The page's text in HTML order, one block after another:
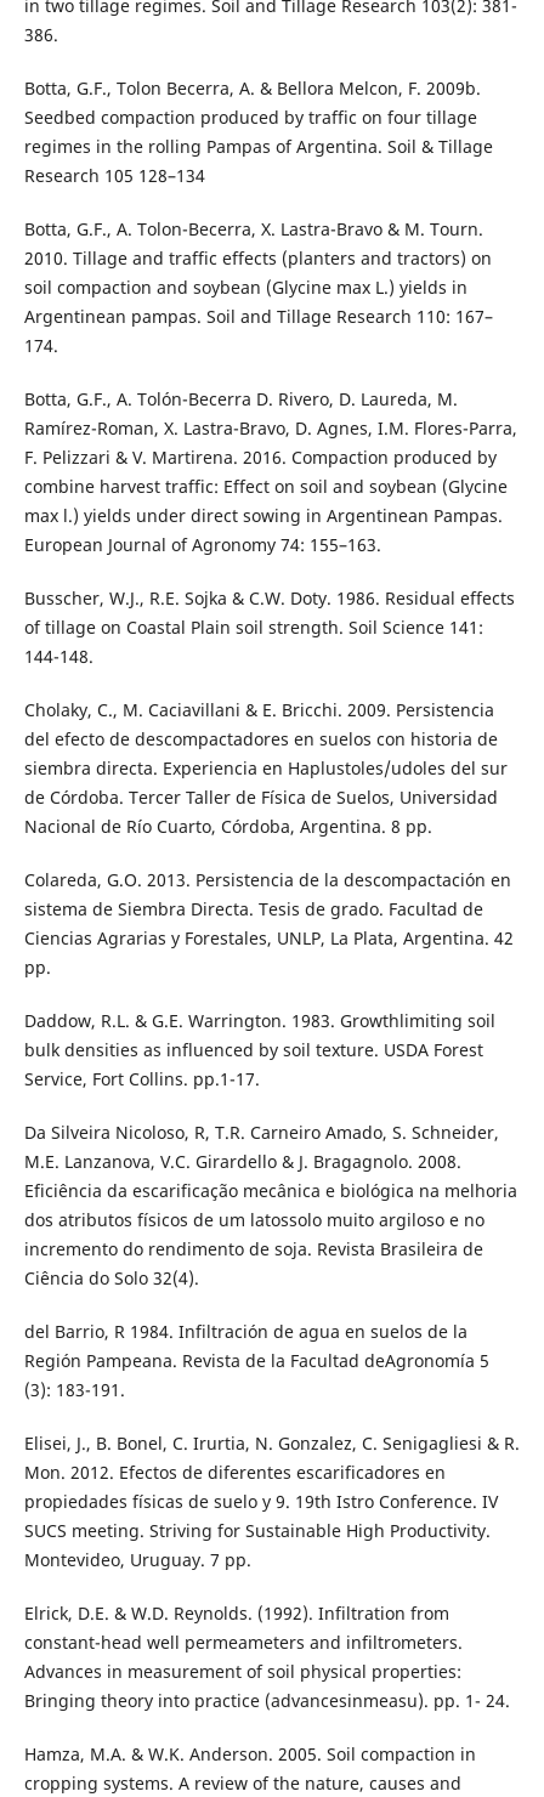
in two tillage regimes. Soil and Tillage Research 103(2): 381-
386.
Botta, G.F., Tolon Becerra, A. & Bellora Melcon, F. 2009b.
Seedbed compaction produced by traffic on four tillage
regimes in the rolling Pampas of Argentina. Soil & Tillage
Research 105 128–134
Botta, G.F., A. Tolon-Becerra, X. Lastra-Bravo & M. Tourn.
2010. Tillage and traffic effects (planters and tractors) on
soil compaction and soybean (Glycine max L.) yields in
Argentinean pampas. Soil and Tillage Research 110: 167–
174.
Botta, G.F., A. Tolón-Becerra D. Rivero, D. Laureda, M.
Ramírez-Roman, X. Lastra-Bravo, D. Agnes, I.M. Flores-Parra,
F. Pelizzari & V. Martirena. 2016. Compaction produced by
combine harvest traffic: Effect on soil and soybean (Glycine
max l.) yields under direct sowing in Argentinean Pampas.
European Journal of Agronomy 74: 155–163.
Busscher, W.J., R.E. Sojka & C.W. Doty. 1986. Residual effects
of tillage on Coastal Plain soil strength. Soil Science 141:
144-148.
Cholaky, C., M. Caciavillani & E. Bricchi. 2009. Persistencia
del efecto de descompactadores en suelos con historia de
siembra directa. Experiencia en Haplustoles/udoles del sur
de Córdoba. Tercer Taller de Física de Suelos, Universidad
Nacional de Río Cuarto, Córdoba, Argentina. 8 pp.
Colareda, G.O. 2013. Persistencia de la descompactación en
sistema de Siembra Directa. Tesis de grado. Facultad de
Ciencias Agrarias y Forestales, UNLP, La Plata, Argentina. 42
pp.
Daddow, R.L. & G.E. Warrington. 1983. Growthlimiting soil
bulk densities as influenced by soil texture. USDA Forest
Service, Fort Collins. pp.1-17.
Da Silveira Nicoloso, R, T.R. Carneiro Amado, S. Schneider,
M.E. Lanzanova, V.C. Girardello & J. Bragagnolo. 2008.
Eficiência da escarificação mecânica e biológica na melhoria
dos atributos físicos de um latossolo muito argiloso e no
incremento do rendimento de soja. Revista Brasileira de
Ciência do Solo 32(4).
del Barrio, R 1984. Infiltración de agua en suelos de la
Región Pampeana. Revista de la Facultad deAgronomía 5
(3): 183-191.
Elisei, J., B. Bonel, C. Irurtia, N. Gonzalez, C. Senigagliesi & R.
Mon. 2012. Efectos de diferentes escarificadores en
propiedades físicas de suelo y 9. 19th Istro Conference. IV
SUCS meeting. Striving for Sustainable High Productivity.
Montevideo, Uruguay. 7 pp.
Elrick, D.E. & W.D. Reynolds. (1992). Infiltration from
constant-head well permeameters and infiltrometers.
Advances in measurement of soil physical properties:
Bringing theory into practice (advancesinmeasu). pp. 1- 24.
Hamza, M.A. & W.K. Anderson. 2005. Soil compaction in
cropping systems. A review of the nature, causes and